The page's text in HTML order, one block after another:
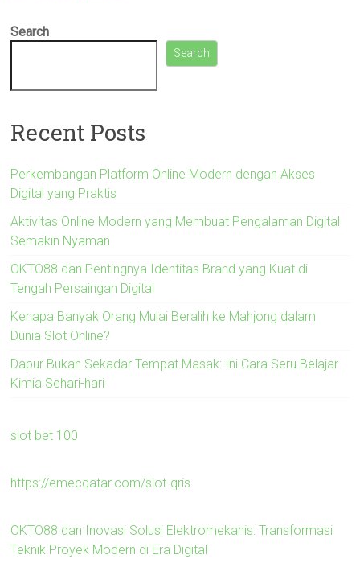
Search
Search
Recent Posts
Perkembangan Platform Online Modern dengan Akses
Digital yang Praktis
Aktivitas Online Modern yang Membuat Pengalaman Digital
Semakin Nyaman
OKTO88 dan Pentingnya Identitas Brand yang Kuat di
Tengah Persaingan Digital
Kenapa Banyak Orang Mulai Beralih ke Mahjong dalam
Dunia Slot Online?
Dapur Bukan Sekadar Tempat Masak: Ini Cara Seru Belajar
Kimia Sehari-hari
slot bet 100
https://emecqatar.com/slot-qris
OKTO88 dan Inovasi Solusi Elektromekanis: Transformasi
Teknik Proyek Modern di Era Digital